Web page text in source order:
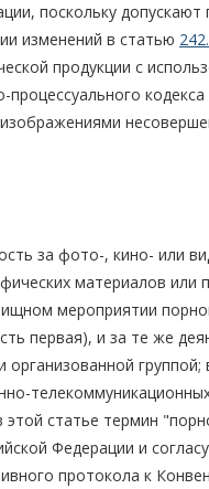
поскольку допускают
изменений в статью
продукции с
кодекса
за фото-, кино- или
материалов или
мероприятии
первая), и за те же
статье термин
Федерации и
протокола к